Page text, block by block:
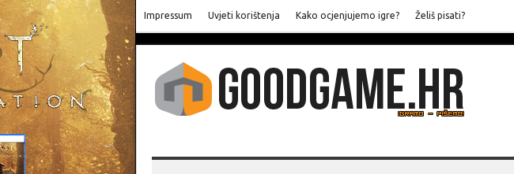
Impressum Uvjeti korištenja Kako ocjenjujemo igre? Želiš pisati?